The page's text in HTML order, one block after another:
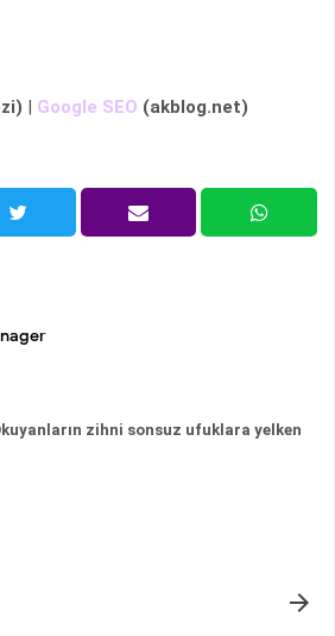
| Google SEO (akblog.net)
zihni sonsuz ufuklara yelken
